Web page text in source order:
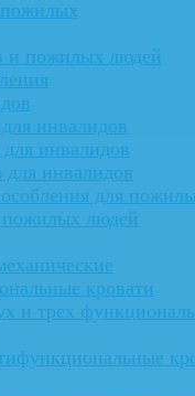
и пожилых людей
инвалидов
инвалидов
для инвалидов
для
людей
кровати
и трех